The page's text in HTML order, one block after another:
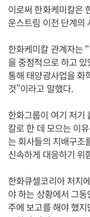
이로써 한화케미칼은
운스트림 이전 단계의
한화케미칼 관계자는
을 중점적으로 하고
통해 태양광사업을 화
것”이라고 말했다.
한화그룹이 여기 저기
칼로 한 데 모으는 이
는 회사들의 지배구조
신속하게 대응하기 위
한화큐셀코리아 처지
야 하는 상황에서 그
주에 보고를 해야 했